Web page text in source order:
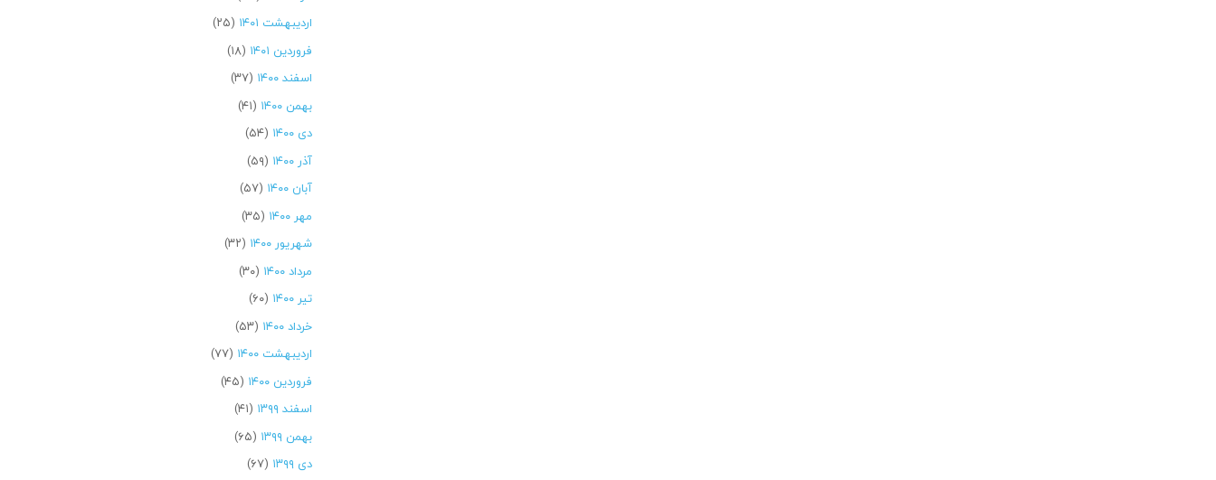
اردیبهشت ۱۴۰۱
(۲۵)
فروردین ۱۴۰۱
(۱۸)
اسفند ۱۴۰۰
(۳۷)
بهمن ۱۴۰۰
(۴۱)
دی ۱۴۰۰
(۵۴)
آذر ۱۴۰۰
(۵۹)
آبان ۱۴۰۰
(۵۷)
مهر ۱۴۰۰
(۳۵)
شهریور ۱۴۰۰
(۳۲)
مرداد ۱۴۰۰
(۳۰)
تیر ۱۴۰۰
(۶۰)
خرداد ۱۴۰۰
(۵۳)
اردیبهشت ۱۴۰۰
(۷۷)
فروردین ۱۴۰۰
(۴۵)
اسفند ۱۳۹۹
(۴۱)
بهمن ۱۳۹۹
(۶۵)
دی ۱۳۹۹
(۶۷)